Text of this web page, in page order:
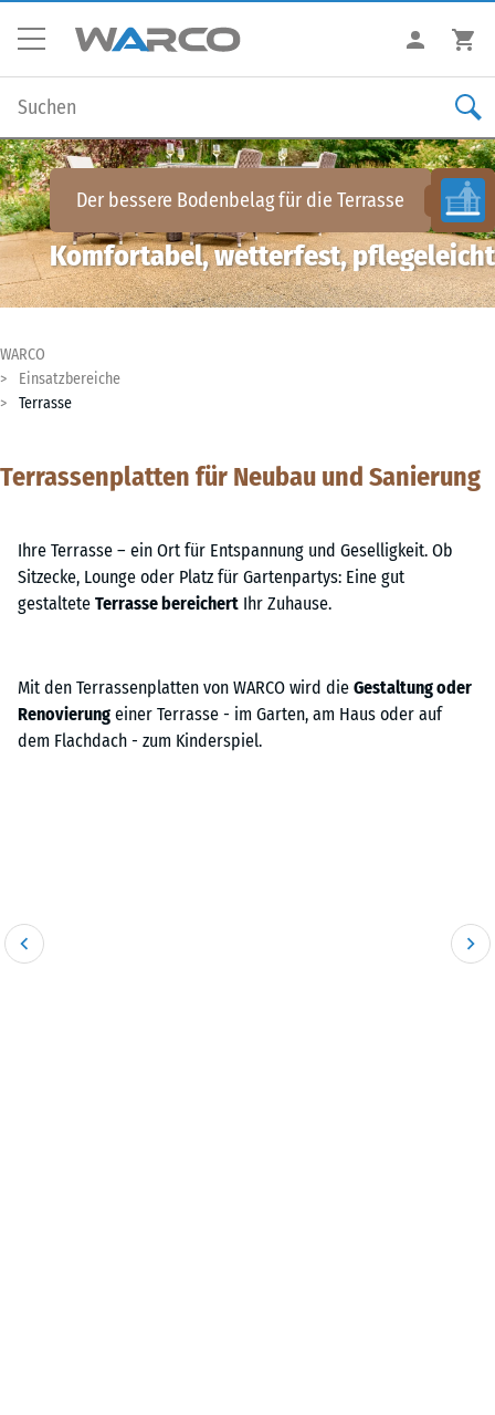
Der bessere Bodenbelag für die Terrasse
Komfortabel, wetterfest, pflegeleicht
WARCO
Einsatzbereiche
Terrasse
Terrassenplatten für Neubau und Sanierung
Ihre Terrasse – ein Ort für Entspannung und Geselligkeit. Ob
Sitzecke, Lounge oder Platz für Gartenpartys: Eine gut
gestaltete Terrasse bereichert Ihr Zuhause.
Mit den Terrassenplatten von WARCO wird die Gestaltung oder
Renovierung einer Terrasse - im Garten, am Haus oder auf
dem Flachdach - zum Kinderspiel.